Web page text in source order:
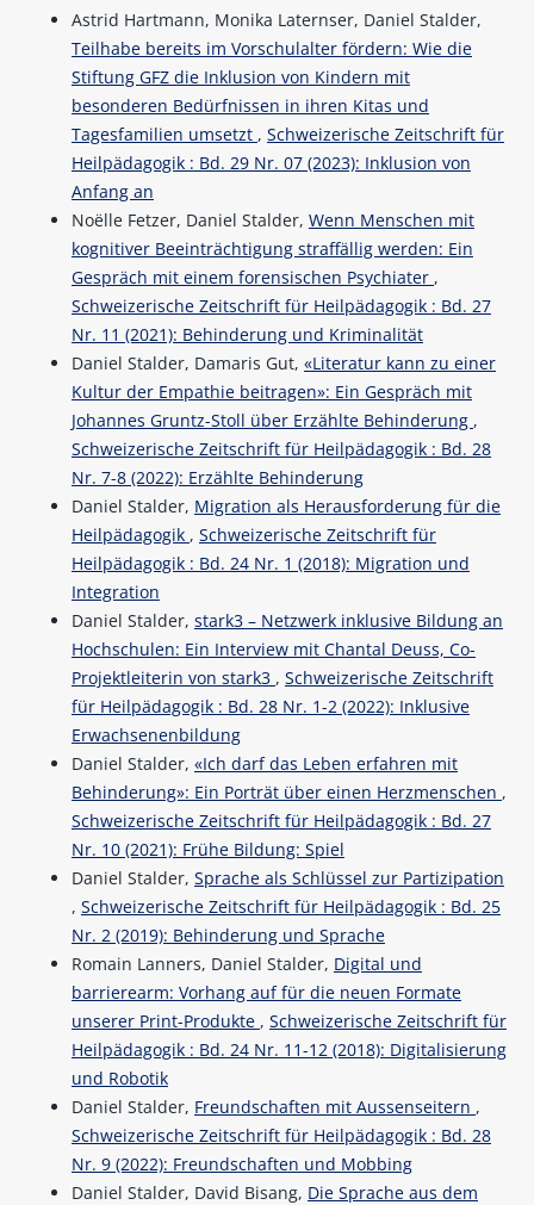
Astrid Hartmann, Monika Laternser, Daniel Stalder,
Teilhabe bereits im Vorschulalter fördern: Wie die
Stiftung GFZ die Inklusion von Kindern mit
besonderen Bedürfnissen in ihren Kitas und
Tagesfamilien umsetzt , Schweizerische Zeitschrift für
Heilpädagogik : Bd. 29 Nr. 07 (2023): Inklusion von
Anfang an
Noëlle Fetzer, Daniel Stalder, Wenn Menschen mit
kognitiver Beeinträchtigung straffällig werden: Ein
Gespräch mit einem forensischen Psychiater ,
Schweizerische Zeitschrift für Heilpädagogik : Bd. 27
Nr. 11 (2021): Behinderung und Kriminalität
Daniel Stalder, Damaris Gut, «Literatur kann zu einer
Kultur der Empathie beitragen»: Ein Gespräch mit
Johannes Gruntz-Stoll über Erzählte Behinderung ,
Schweizerische Zeitschrift für Heilpädagogik : Bd. 28
Nr. 7-8 (2022): Erzählte Behinderung
Daniel Stalder, Migration als Herausforderung für die
Heilpädagogik , Schweizerische Zeitschrift für
Heilpädagogik : Bd. 24 Nr. 1 (2018): Migration und
Integration
Daniel Stalder, stark3 – Netzwerk inklusive Bildung an
Hochschulen: Ein Interview mit Chantal Deuss, Co-
Projektleiterin von stark3 , Schweizerische Zeitschrift
für Heilpädagogik : Bd. 28 Nr. 1-2 (2022): Inklusive
Erwachsenenbildung
Daniel Stalder, «Ich darf das Leben erfahren mit
Behinderung»: Ein Porträt über einen Herzmenschen ,
Schweizerische Zeitschrift für Heilpädagogik : Bd. 27
Nr. 10 (2021): Frühe Bildung: Spiel
Daniel Stalder, Sprache als Schlüssel zur Partizipation
, Schweizerische Zeitschrift für Heilpädagogik : Bd. 25
Nr. 2 (2019): Behinderung und Sprache
Romain Lanners, Daniel Stalder, Digital und
barrierearm: Vorhang auf für die neuen Formate
unserer Print-Produkte , Schweizerische Zeitschrift für
Heilpädagogik : Bd. 24 Nr. 11-12 (2018): Digitalisierung
und Robotik
Daniel Stalder, Freundschaften mit Aussenseitern ,
Schweizerische Zeitschrift für Heilpädagogik : Bd. 28
Nr. 9 (2022): Freundschaften und Mobbing
Daniel Stalder, David Bisang, Die Sprache aus dem